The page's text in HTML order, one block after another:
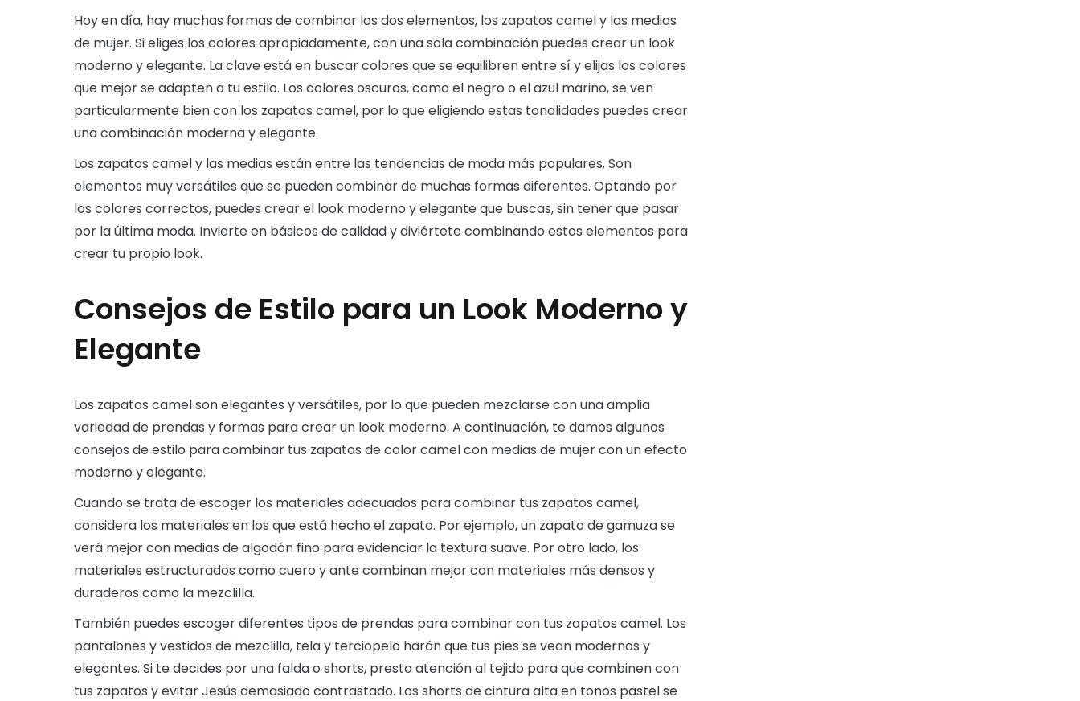
Hoy en día, hay muchas formas de combinar los dos elementos, los zapatos camel y las medias
de mujer. Si eliges los colores apropiadamente, con una sola combinación puedes crear un look
moderno y elegante. La clave está en buscar colores que se equilibren entre sí y elijas los colores
que mejor se adapten a tu estilo. Los colores oscuros, como el negro o el azul marino, se ven
particularmente bien con los zapatos camel, por lo que eligiendo estas tonalidades puedes crear
una combinación moderna y elegante.
Los zapatos camel y las medias están entre las tendencias de moda más populares. Son
elementos muy versátiles que se pueden combinar de muchas formas diferentes. Optando por
los colores correctos, puedes crear el look moderno y elegante que buscas, sin tener que pasar
por la última moda. Invierte en básicos de calidad y diviértete combinando estos elementos para
crear tu propio look.
Consejos de Estilo para un Look Moderno y
Elegante
Los zapatos camel son elegantes y versátiles, por lo que pueden mezclarse con una amplia
variedad de prendas y formas para crear un look moderno. A continuación, te damos algunos
consejos de estilo para combinar tus zapatos de color camel con medias de mujer con un efecto
moderno y elegante.
Cuando se trata de escoger los materiales adecuados para combinar tus zapatos camel,
considera los materiales en los que está hecho el zapato. Por ejemplo, un zapato de gamuza se
verá mejor con medias de algodón fino para evidenciar la textura suave. Por otro lado, los
materiales estructurados como cuero y ante combinan mejor con materiales más densos y
duraderos como la mezclilla.
También puedes escoger diferentes tipos de prendas para combinar con tus zapatos camel. Los
pantalones y vestidos de mezclilla, tela y terciopelo harán que tus pies se vean modernos y
elegantes. Si te decides por una falda o shorts, presta atención al tejido para que combinen con
tus zapatos y evitar Jesús demasiado contrastado. Los shorts de cintura alta en tonos pastel se